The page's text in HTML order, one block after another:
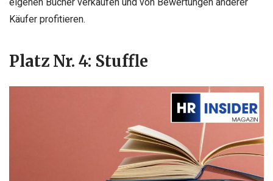
eigenen Bücher verkaufen und von Bewertungen anderer
Käufer profitieren.
Platz Nr. 4: Stuffle